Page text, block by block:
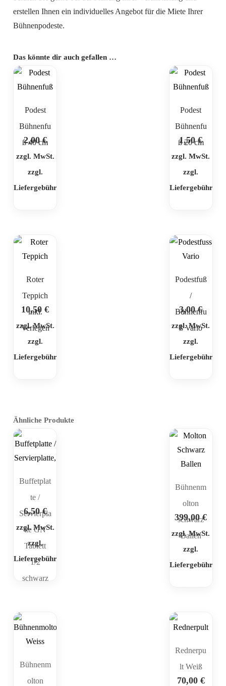
erstellen Ihnen ein individuelles Angebot für die Miete Ihrer
Bühnenpodeste.
Das könnte dir auch gefallen …
Podest
Bühnenfu
ß 40 cm
2,00€
zzgl. MwSt.
zzgl.
Liefergebühr
Podest
Bühnenfu
ß 20 cm
1,50€
zzgl. MwSt.
zzgl.
Liefergebühr
Roter
Teppich
inkl.
Verlegen
10,50€
zzgl. MwSt.
zzgl.
Liefergebühr
Podestfuß
/
Bühnenfu
ß Vario
3,00€
zzgl. MwSt.
zzgl.
Liefergebühr
Ähnliche Produkte
Buffetplat
te /
Servierpla
tte GN
Tablett
1/2
schwarz
6,50€
zzgl. MwSt.
zzgl.
Liefergebühr
Bühnenm
olton
schwarz
Ballen
399,00€
zzgl. MwSt.
zzgl.
Liefergebühr
Bühnenm
olton
Rednerpu
lt Weiß
70,00 €